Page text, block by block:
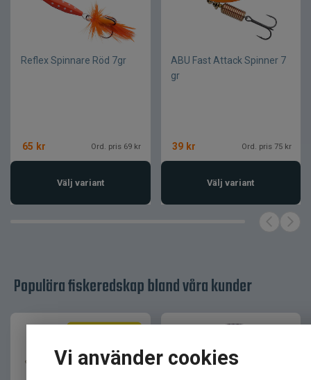
Vi använder cookies
12 g
Egenskap Sjunkande
Reflex Spinnare Röd 7gr
65 kr Ord. pris 69 kr
Välj variant
ABU Fast Attack Spinner 7
gr
39 kr Ord. pris 75 kr
Välj variant
Populära fiskeredskap bland våra kunder